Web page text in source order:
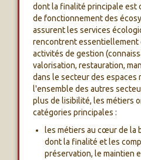
dont la finalité principale est
de fonctionnement des
assurent les services
rencontrent essentiellement
activités de gestion
valorisation, restauration,
dans le secteur des espaces
l'ensemble des autres
plus de lisibilité, les métiers
catégories principales :
les métiers au cœur de la
dont la finalité et les
préservation, le maintien